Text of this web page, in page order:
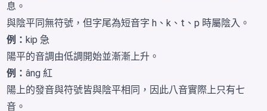
息。
與陰平同無符號，但字尾為短音字 h、k、t、p 時屬陰入。
例：kip 急
陽平的音調由低調開始並漸漸上升。
例：âng 紅
陽上的發音與符號皆與陰平相同，因此八音實際上只有七
音。